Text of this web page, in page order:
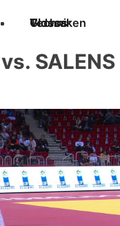
Techniken
Videos
Glossar
SALENS